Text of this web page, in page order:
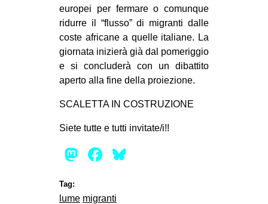
MANIFESTI
MUSICA
RECENSIONI
INTERNAZIONALE
AFRICA
EUROPA
europei per fermare o comunque
ridurre il “flusso” di migranti dalle
coste africane a quelle italiane. La
giornata inizierà già dal pomeriggio
e si concluderà con un dibattito
aperto alla fine della proiezione.
SCALETTA IN COSTRUZIONE
Siete tutte e tutti invitate/i!!
Mastodon
Facebook
Tag:
lume migranti